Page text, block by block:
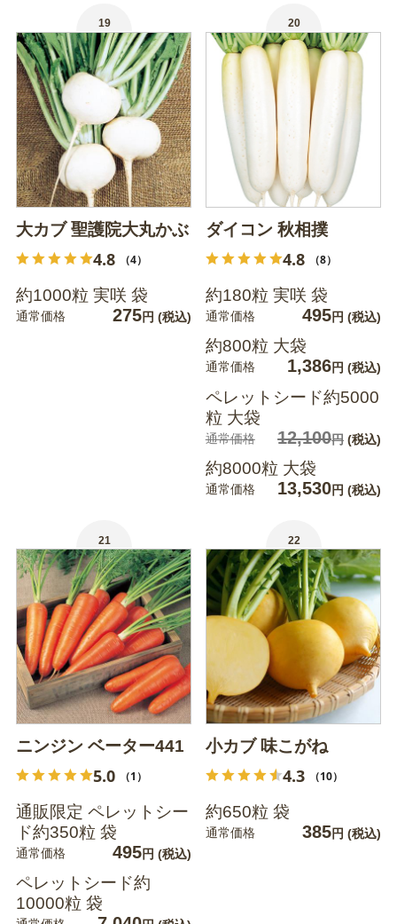
19
大カブ 聖護院大丸かぶ
4.8 （4）
約1000粒 実咲 袋
通常価格 275円 (税込)
20
ダイコン 秋相撲
4.8 （8）
約180粒 実咲 袋
通常価格 495円 (税込)
約800粒 大袋
通常価格 1,386円 (税込)
ペレットシード約5000
粒 大袋
通常価格 12,100円 (税込)
約8000粒 大袋
通常価格 13,530円 (税込)
21
ニンジン ベーター441
5.0 （1）
通販限定 ペレットシー
ド約350粒 袋
通常価格 495円 (税込)
ペレットシード約
10000粒 袋
22
小カブ 味こがね
4.3 （10）
約650粒 袋
通常価格 385円 (税込)